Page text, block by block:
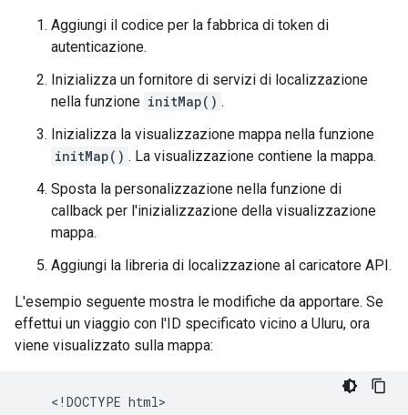
Aggiungi il codice per la fabbrica di token di
autenticazione.
Inizializza un fornitore di servizi di localizzazione
nella funzione initMap() .
Inizializza la visualizzazione mappa nella funzione
initMap() . La visualizzazione contiene la mappa.
Sposta la personalizzazione nella funzione di
callback per l'inizializzazione della visualizzazione
mappa.
Aggiungi la libreria di localizzazione al caricatore API.
L'esempio seguente mostra le modifiche da apportare. Se
effettui un viaggio con l'ID specificato vicino a Uluru, ora
viene visualizzato sulla mappa:
    <!DOCTYPE html>